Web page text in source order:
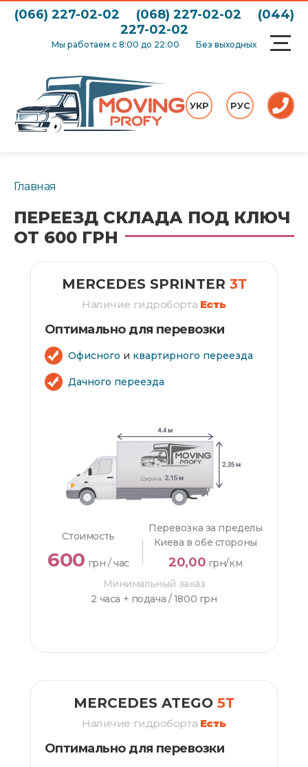
(066) 227-02-02 (068) 227-02-02
(044)
227-02-02
Мы работаем с 8:00 до 22:00 Без выходных
УКР РУС
Главная
ПЕРЕЕЗД СКЛАДА ПОД КЛЮЧ
ОТ 600 ГРН
MERCEDES SPRINTER 3Т
Наличие гидроборта Есть
Оптимально для перевозки
Офисного и квартирного переезда
Дачного переезда
Стоимость
600 грн / час
Перевозка за пределы
Киева в обе стороны
20,00 грн/км
Минимальный заказ
2 часа + подача /1800 грн
MERCEDES ATEGO 5Т
Наличие гидроборта Есть
Оптимально для перевозки